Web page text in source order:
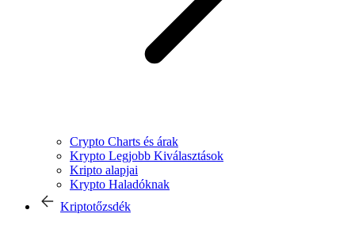
Crypto Charts és árak
Krypto Legjobb Kiválasztások
Kripto alapjai
Krypto Haladóknak
Kriptotőzsdék